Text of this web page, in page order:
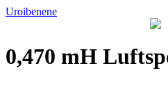
Uroibenene
0,470 mH